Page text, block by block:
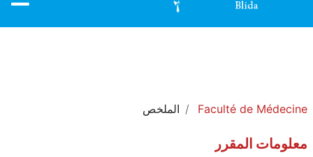
Faculté de Médecine الملخص
معلومات المقرر